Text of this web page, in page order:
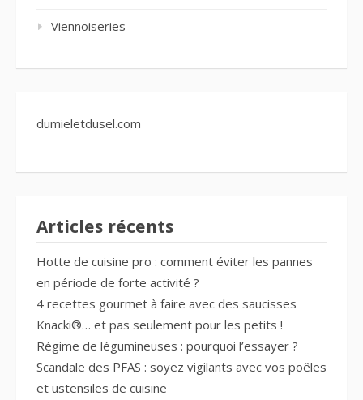
Viennoiseries
dumieletdusel.com
Articles récents
Hotte de cuisine pro : comment éviter les pannes
en période de forte activité ?
4 recettes gourmet à faire avec des saucisses
Knacki®… et pas seulement pour les petits !
Régime de légumineuses : pourquoi l’essayer ?
Scandale des PFAS : soyez vigilants avec vos poêles
et ustensiles de cuisine